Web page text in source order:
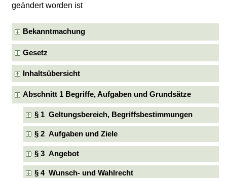
geändert worden ist
Bekanntmachung
Gesetz
Inhaltsübersicht
Abschnitt 1 Begriffe, Aufgaben und Grundsätze
§ 1 Geltungsbereich, Begriffsbestimmungen
§ 2 Aufgaben und Ziele
§ 3 Angebot
§ 4 Wunsch- und Wahlrecht